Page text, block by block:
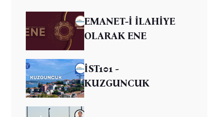
EMANET-İ İLAHİYE
OLARAK ENE
İST101 -
KUZGUNCUK